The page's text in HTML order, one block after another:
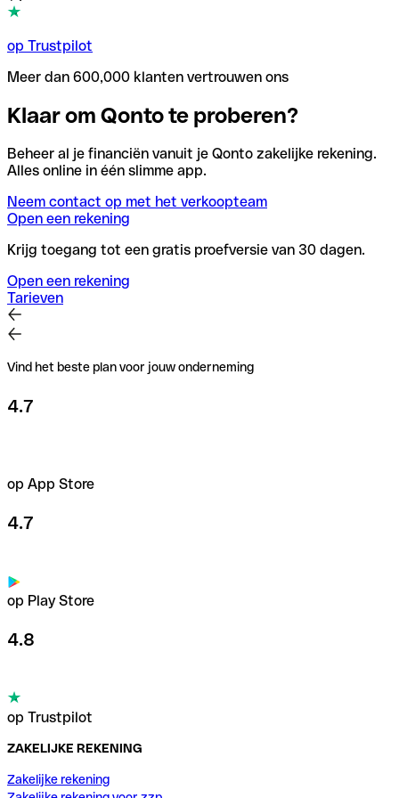
op Trustpilot
Meer dan 600,000 klanten vertrouwen ons
Klaar om Qonto te proberen?
Beheer al je financiën vanuit je Qonto zakelijke rekening.
Alles online in één slimme app.
Neem contact op met het verkoopteam
Open een rekening
Krijg toegang tot een gratis proefversie van 30 dagen.
Open een rekening
Tarieven
Vind het beste plan voor jouw onderneming
4.7
op App Store
4.7
op Play Store
4.8
op Trustpilot
ZAKELIJKE REKENING
Zakelijke rekening